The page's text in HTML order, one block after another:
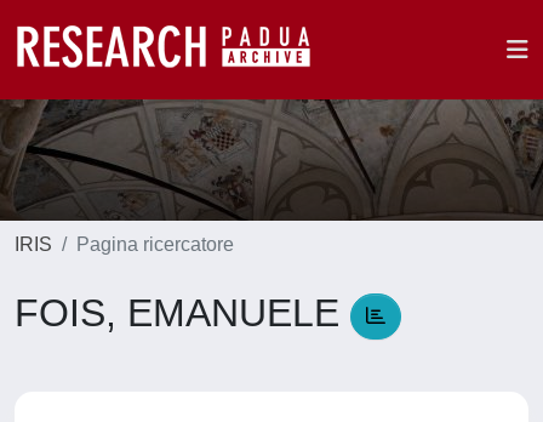
IRIS Pagina ricercatore
FOIS, EMANUELE